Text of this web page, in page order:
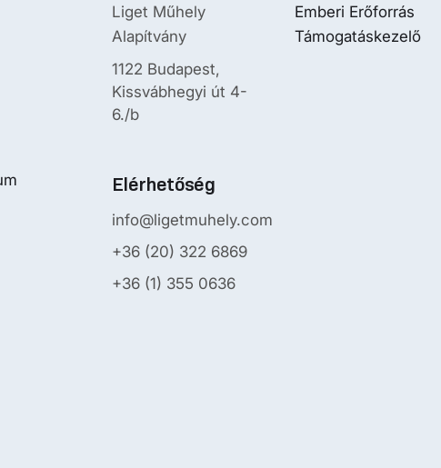
Liget Műhely
Alapítvány
1122 Budapest,
Kissvábhegyi út 4-
6./b
Elérhetőség
info@ligetmuhely.com
+36 (20) 322 6869
+36 (1) 355 0636
Emberi Erőforrás
Támogatáskezelő